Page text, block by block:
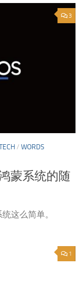
3
/ WORDS
蒙系统的随
这么简单。
1